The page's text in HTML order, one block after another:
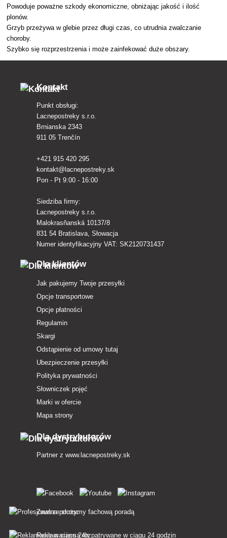
Powoduje poważne szkody ekonomiczne, obniżając jakość i ilość
plonów.
Grzyb przeżywa w glebie przez długi czas, co utrudnia zwalczanie
choroby.
Szybko się rozprzestrzenia i może zainfekować duże obszary.
Kontakt
Punkt obsługi:
Lacnepostreky s.r.o.
Brnianska 2343
911 05 Trenčín
+421 915 420 295
kontakt@lacnepostreky.sk
Pon - Pt 9:00 - 16:00
Siedziba firmy:
Lacnepostreky s.r.o.
Malokrasňanská 10137/8
831 54 Bratislava, Słowacja
Numer identyfikacyjny VAT: SK2120731437
Dla klientów
Jak pakujemy Twoje przesyłki
Opcje transportowe
Opcje płatności
Regulamin
Skargi
Odstąpienie od umowy tutaj
Ubezpieczenie przesyłki
Polityka prywatności
Słowniczek pojęć
Marki w ofercie
Mapa strony
Dla dystrybutorów
Partner z www.lacnepostreky.sk
Zawsze służymy fachową poradą
Reklamacje są rozpatrywane w ciągu 24 godzin